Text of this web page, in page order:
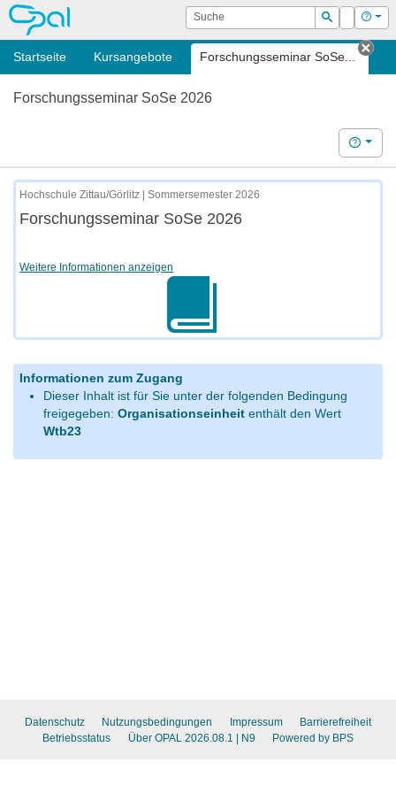
OPAL Suche
Suchen
Login Hilfe
Startseite Kursangebote Forschungsseminar SoSe...
Forschungsseminar SoSe 2026
Hilfe
Hochschule Zittau/Görlitz | Sommersemester 2026
Forschungsseminar SoSe 2026
Weitere Informationen anzeigen
Informationen zum Zugang
Dieser Inhalt ist für Sie unter der folgenden Bedingung
freigegeben: Organisationseinheitenthält den Wert
Wtb23
Datenschutz Nutzungsbedingungen Impressum
Barrierefreiheit
Betriebsstatus
Über OPAL 2026.08.1 | N9 Powered by BPS